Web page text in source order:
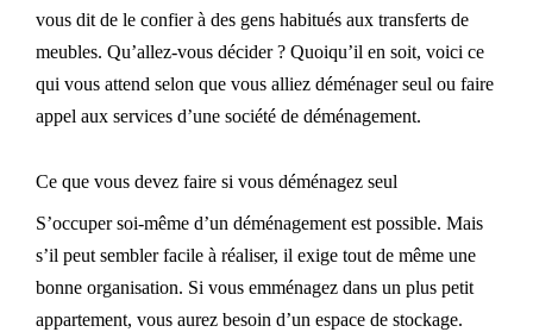
vous dit de le confier à des gens habitués aux transferts de
meubles. Qu’allez-vous décider ? Quoiqu’il en soit, voici ce
qui vous attend selon que vous alliez déménager seul ou faire
appel aux services d’une société de déménagement.
Ce que vous devez faire si vous déménagez seul
S’occuper soi-même d’un déménagement est possible. Mais
s’il peut sembler facile à réaliser, il exige tout de même une
bonne organisation. Si vous emménagez dans un plus petit
appartement, vous aurez besoin d’un espace de stockage.